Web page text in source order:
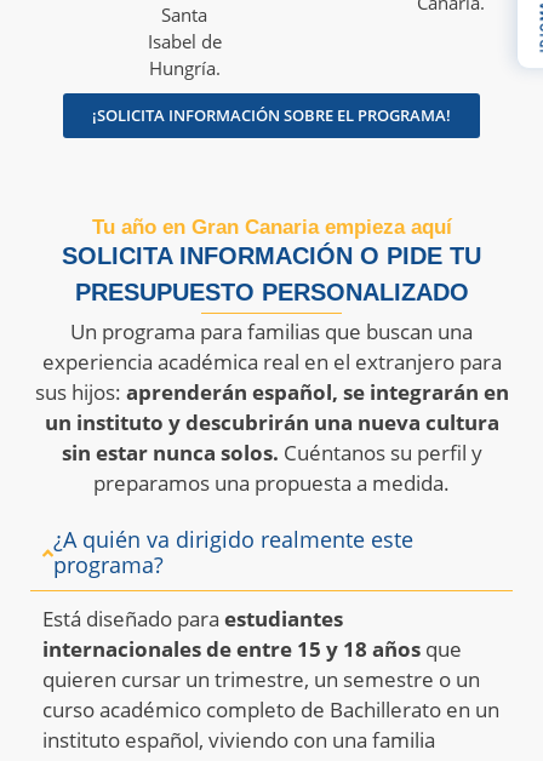
Santa
Isabel de
Hungría.
¡SOLICITA INFORMACIÓN SOBRE EL PROGRAMA!
Tu año en Gran Canaria empieza aquí
SOLICITA INFORMACIÓN O PIDE TU
PRESUPUESTO PERSONALIZADO
Un programa para familias que buscan una
experiencia académica real en el extranjero para
sus hijos: aprenderán español, se integrarán en
un instituto y descubrirán una nueva cultura
sin estar nunca solos. Cuéntanos su perfil y
preparamos una propuesta a medida.
¿A quién va dirigido realmente este
programa?
Está diseñado para estudiantes
internacionales de entre 15 y 18 años que
quieren cursar un trimestre, un semestre o un
curso académico completo de Bachillerato en un
instituto español, viviendo con una familia